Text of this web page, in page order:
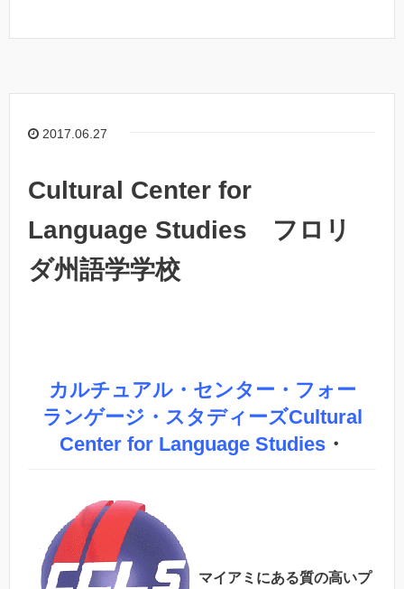
2017.06.27
Cultural Center for
Language Studies フロリ
ダ州語学学校
カルチュアル・センター・フォー
ランゲージ・スタディーズCultural
Center for Language Studies・
マイアミにある質の高いプ